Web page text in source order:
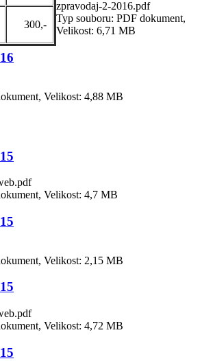
300,-
zpravodaj-2-2016.pdf
Typ souboru: PDF dokument,
Velikost: 6,71 MB
Velikost: 4,88 MB
Velikost: 4,7 MB
Velikost: 2,15 MB
Velikost: 4,72 MB